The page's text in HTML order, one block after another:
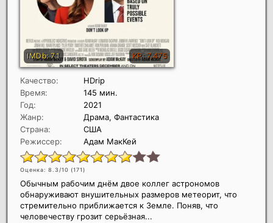
Качество:
HDrip
Время:
145 мин.
Год:
2021
Жанр:
Драма, Фантастика
Страна:
США
Режиссер:
Адам МакКей
Оценка: 8.3/10 (171)
Обычным рабочим днём двое коллег астрономов
обнаруживают внушительных размеров метеорит, что
стремительно приближается к Земле. Поняв, что
человечеству грозит серьёзная...